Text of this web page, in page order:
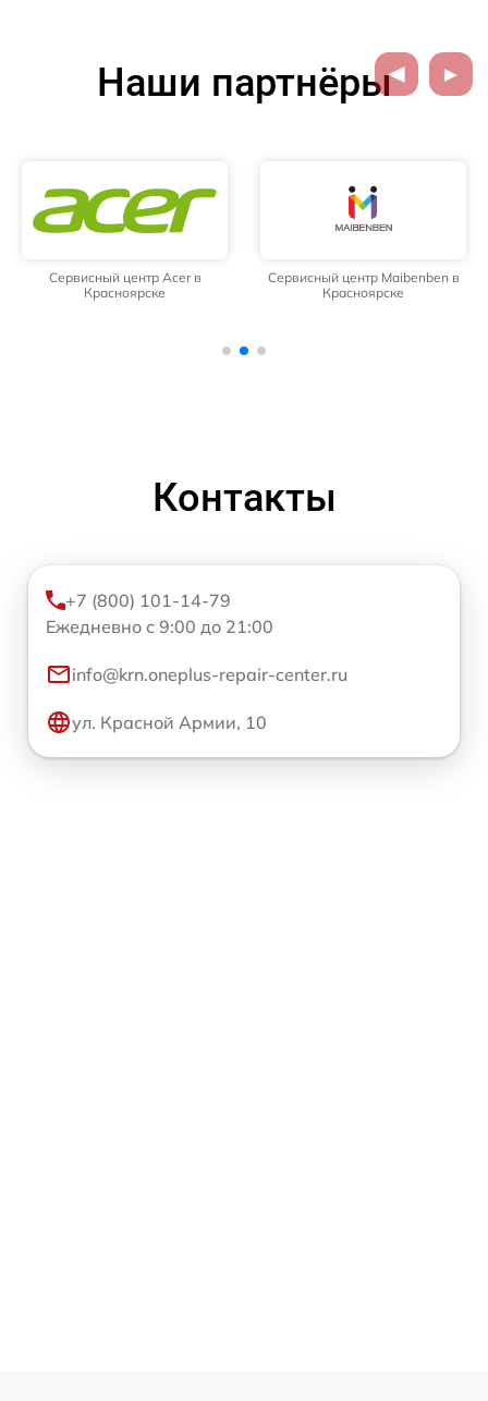
Наши партнёры
Сервисный центр Acer в
Красноярске
Сервисный центр Maibenben в
Красноярске
Контакты
+7 (800) 101-14-79
Ежедневно с 9:00 до 21:00
info@krn.oneplus-repair-center.ru
ул. Красной Армии, 10